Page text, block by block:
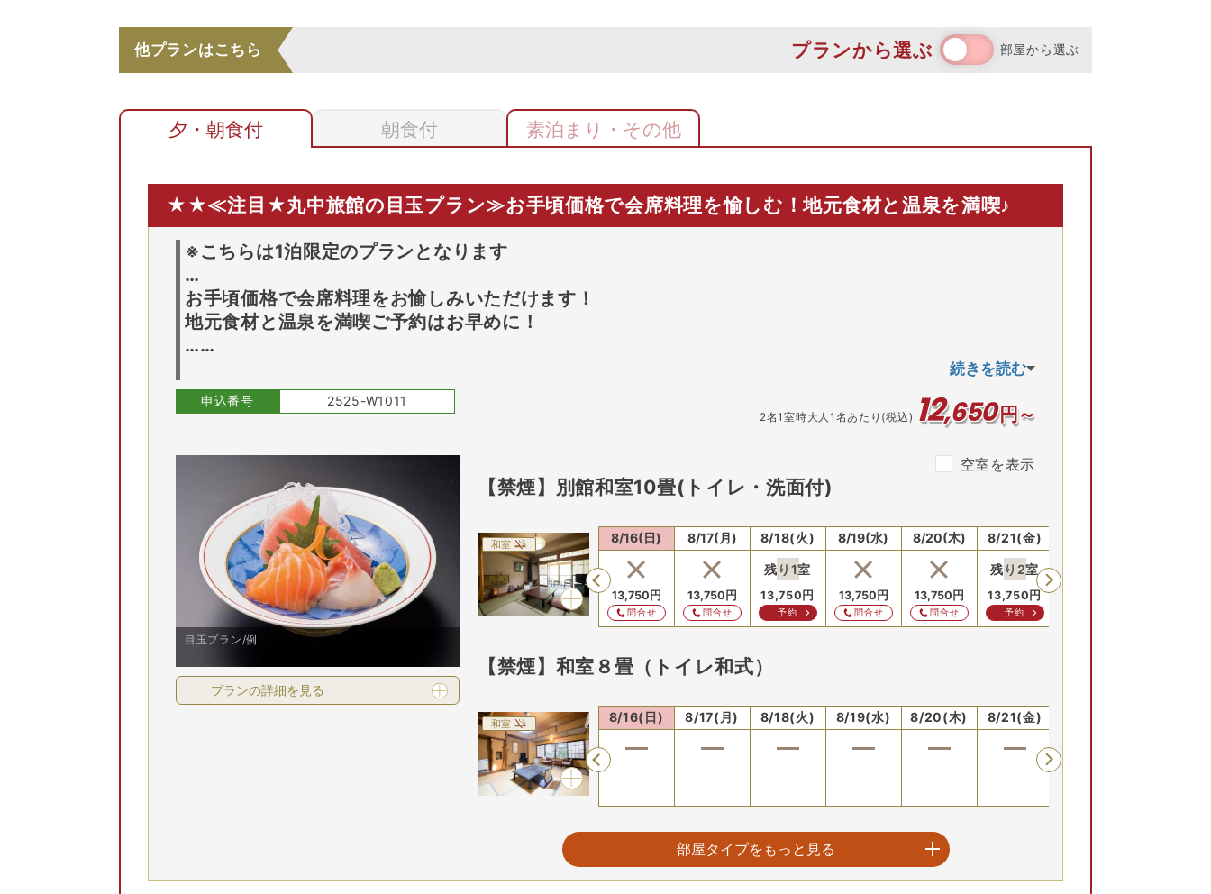
和室８畳（トイレ・洗面付）
申込番号 2525-W1011
お部屋の詳細を見る
Previous
8/27(木) 8/28(金) 8/29(土) 8/30(日)
11,000円
最安値
8/31(月)
11,000円
最安値
9/1(火) 9/2(水) 9/3(木) 9/4(金) 9/5(土)
名1室時大人1名あたり(税込)11,000円～
他プランはこちら プランから選ぶ 部屋から選ぶ
夕・朝食付 朝食付 素泊まり・その他
★★≪注目★丸中旅館の目玉プラン≫お手頃価格で会席料理を愉しむ！地元食材と温泉を満喫♪
※こちらは1泊限定のプランとなります
…
お手頃価格で会席料理をお愉しみいただけます！
地元食材と温泉を満喫ご予約はお早めに！
……
続きを読む
申込番号 2525-W1011
2名1室時大人1名あたり(税込) 12,650円～
目玉プラン/例
プランの詳細を見る
空室を表示
【禁煙】別館和室10畳(トイレ・洗面付)
和室
Previous
8/10(月) 8/11(火) 8/12(水) 8/13(木) 8/14(金) 8/15(土) 8/16(日)
13,750円
問合せ
8/17(月)
13,750円
問合せ
8/18(火)
残り 1室
13,750円
予約
8/19(水)
13,750円
問合せ
8/20(木)
13,750円
問合せ
8/21(金)
残り 2室
13,750円
予約
【禁煙】和室８畳（トイレ和式）
和室
Previous
8/14(金) 8/15(土) 8/16(日) 8/17(月) 8/18(火) 8/19(水) 8/20(木) 8/21(金)
【禁煙】和室８畳（トイレ・洗面付）
部屋タイプをもっと見る